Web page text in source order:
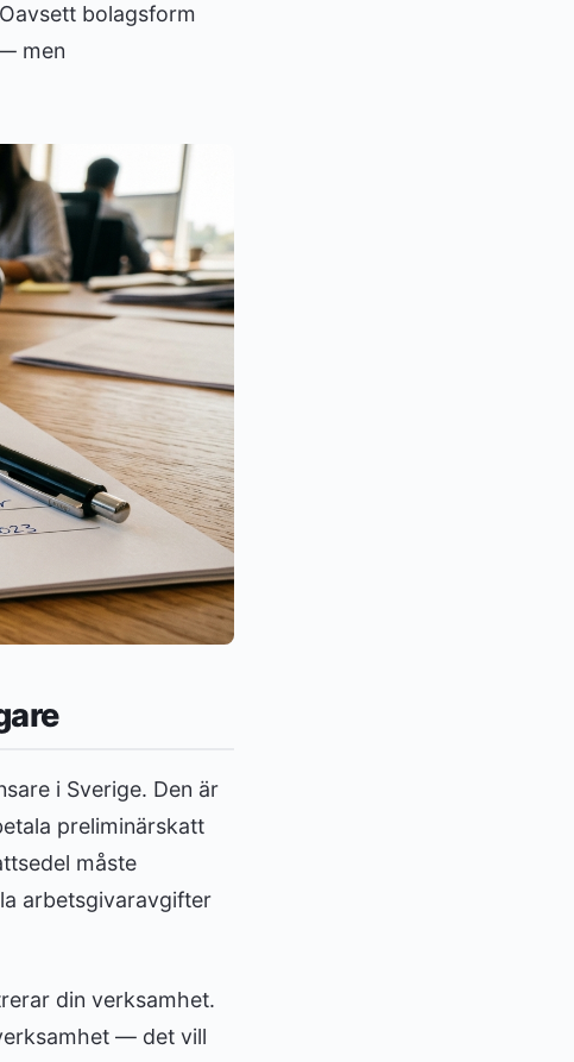
bolagsform
men
i Sverige. Den är
preliminärskatt
måste
arbetsgivaravgifter
din verksamhet.
— det vill